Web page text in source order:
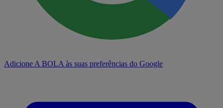
Adicione A BOLA às suas preferências do Google